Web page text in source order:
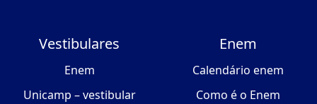
Vestibulares
Enem
Unicamp – vestibular
Enem
Calendário enem
Como é o Enem